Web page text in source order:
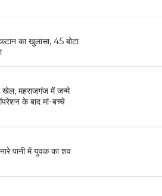
का खुलासा, 45 बोटा
खेल, महराजगंज में जन्मे
के बाद मां-बच्चे
पानी में युवक का शव